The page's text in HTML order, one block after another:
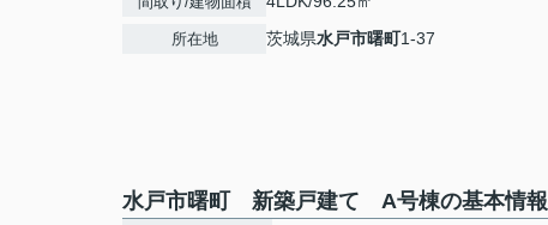
所在地 茨城県水戸市曙町1-37
水戸市曙町 新築戸建て A号棟の基本情報